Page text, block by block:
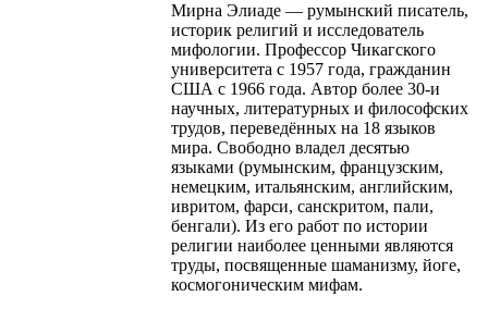
Мирна Элиаде — румынский писатель,
историк религий и исследователь
мифологии. Профессор Чикагского
университета с 1957 года, гражданин
США с 1966 года. Автор более 30-и
научных, литературных и философских
трудов, переведённых на 18 языков
мира. Свободно владел десятью
языками (румынским, французским,
немецким, итальянским, английским,
ивритом, фарси, санскритом, пали,
бенгали). Из его работ по истории
религии наиболее ценными являются
труды, посвященные шаманизму, йоге,
космогоническим мифам.